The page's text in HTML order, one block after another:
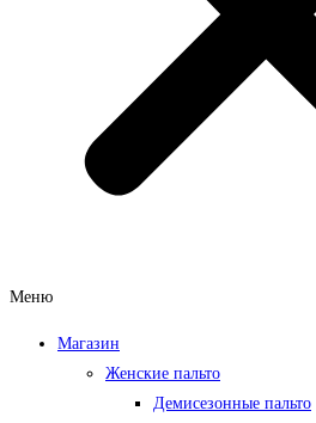
Меню
Магазин
Женские пальто
Демисезонные пальто